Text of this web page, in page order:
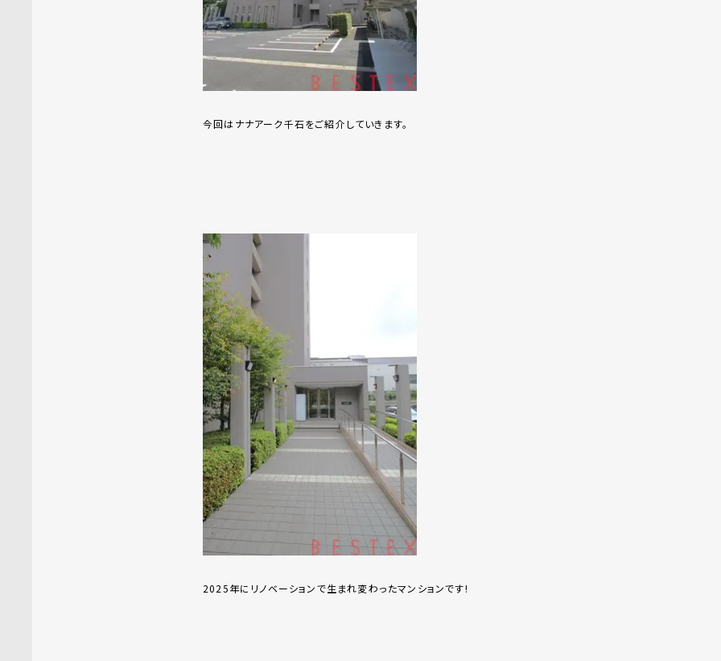
今回はナナアーク千石をご紹介していきます。
2025年にリノベーションで生まれ変わったマンションです!